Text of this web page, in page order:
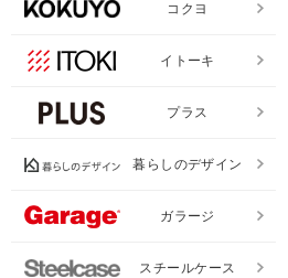
コクヨ
イトーキ
プラス
暮らしのデザイン
ガラージ
スチールケース